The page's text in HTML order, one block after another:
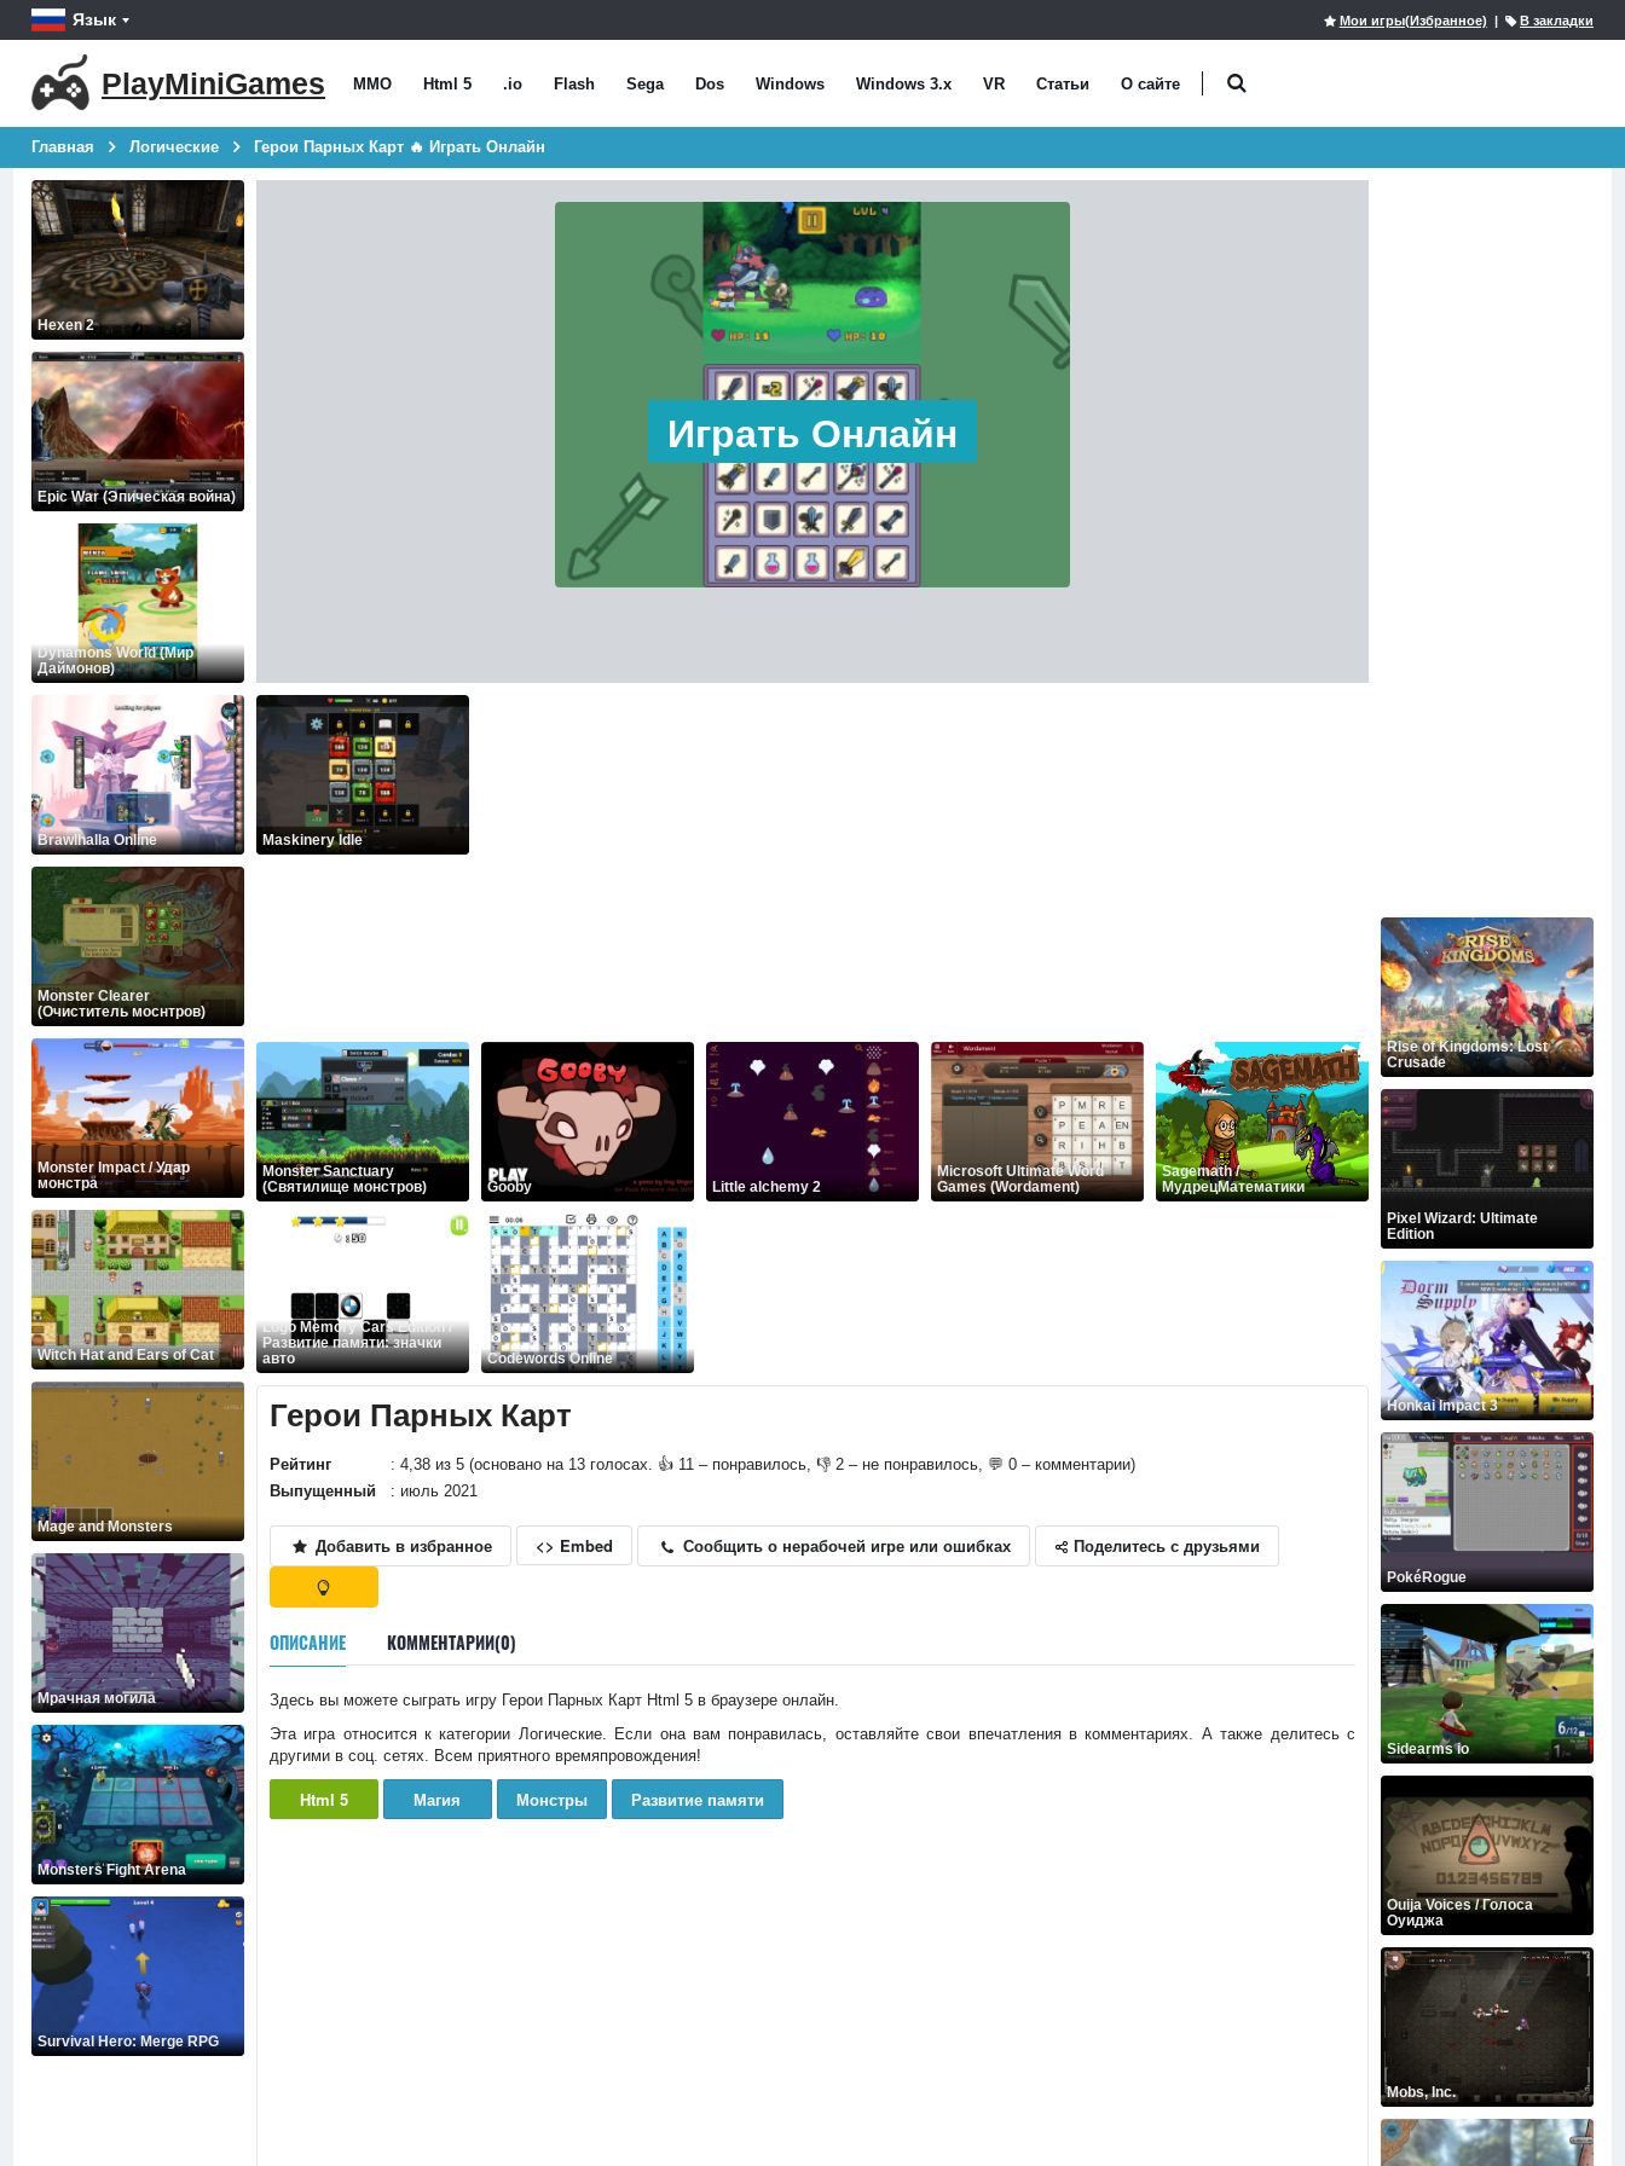
Язык Мои игры(Избранное) | В закладки
PlayMiniGames MMO Html 5 .io Flash Sega Dos Windows Windows 3.x VR Статьи О сайте
Главная Логические Герои Парных Карт 🔥 Играть Онлайн
Hexen 2
Epic War (Эпическая война)
Dynamons World (Мир
Даймонов)
Brawlhalla Online
Monster Clearer
(Очиститель моснтров)
Monster Impact / Удар
монстра
Witch Hat and Ears of Cat
Mage and Monsters
Мрачная могила
Monsters Fight Arena
Survival Hero: Merge RPG
Играть Онлайн
Maskinery Idle
Monster Sanctuary
(Святилище монстров)
Gooby Little alchemy 2
Microsoft Ultimate Word
Games (Wordament)
Sagemath /
МудрецМатематики
Logo Memory Cars Edition /
Развитие памяти: значки
авто
Codewords Online
Герои Парных Карт
Рейтинг
: 4,38 из 5 (основано на 13 голосах. 👍 11 – понравилось, 👎 2 – не понравилось, 💬 0 – комментарии)
Выпущенный
: июль 2021
Добавить в избранное <> Embed Сообщить о нерабочей игре или ошибках Поделитесь с друзьями
ОПИСАНИЕ КОММЕНТАРИИ(0)
Здесь вы можете сыграть игру Герои Парных Карт Html 5 в браузере онлайн.
Эта игра относится к категории Логические. Если она вам понравилась, оставляйте свои впечатления в комментариях. А также делитесь c
другими в соц. сетях. Всем приятного времяпровождения!
Html 5 Магия Монстры Развитие памяти
Rise of Kingdoms: Lost
Crusade
Pixel Wizard: Ultimate
Edition
Honkai Impact 3
PokéRogue
Sidearms io
Ouija Voices / Голоса
Оуиджа
Mobs, Inc.